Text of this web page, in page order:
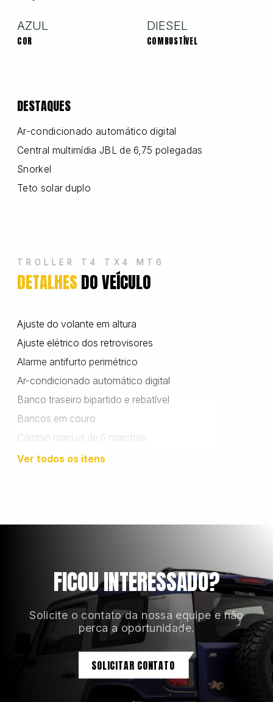
RAM
Wanshida
AZUL
COR
DIESEL
COMBUSTÍVEL
DESTAQUES
Ar-condicionado automático digital
Central multimídia JBL de 6,75 polegadas
Snorkel
Teto solar duplo
TROLLER T4 TX4 MT6
DETALHESDO VEÍCULO
Ajuste do volante em altura
Ajuste elétrico dos retrovisores
Alarme antifurto perimétrico
Ar-condicionado automático digital
Banco traseiro bipartido e rebatível
Bancos em couro
Câmbio manual de 6 marchas
Central multimídia JBL PV80 de 6,75 polegadas
Ver todos os itens
FICOU INTERESSADO?
Solicite o contato da nossa equipe e não
perca a oportunidade.
SOLICITAR CONTATO